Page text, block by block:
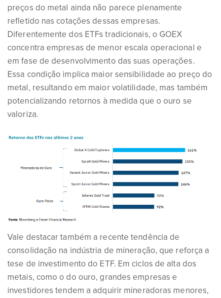
preços do metal ainda não parece plenamente
refletido nas cotações dessas empresas.
Diferentemente dos ETFs tradicionais, o GOEX
concentra empresas de menor escala operacional e
em fase de desenvolvimento das suas operações.
Essa condição implica maior sensibilidade ao preço do
metal, resultando em maior volatilidade, mas também
potencializando retornos à medida que o ouro se
valoriza.
Vale destacar também a recente tendência de
consolidação na indústria de mineração, que reforça a
tese de investimento do ETF. Em ciclos de alta dos
metais, como o do ouro, grandes empresas e
investidores tendem a adquirir mineradoras menores,